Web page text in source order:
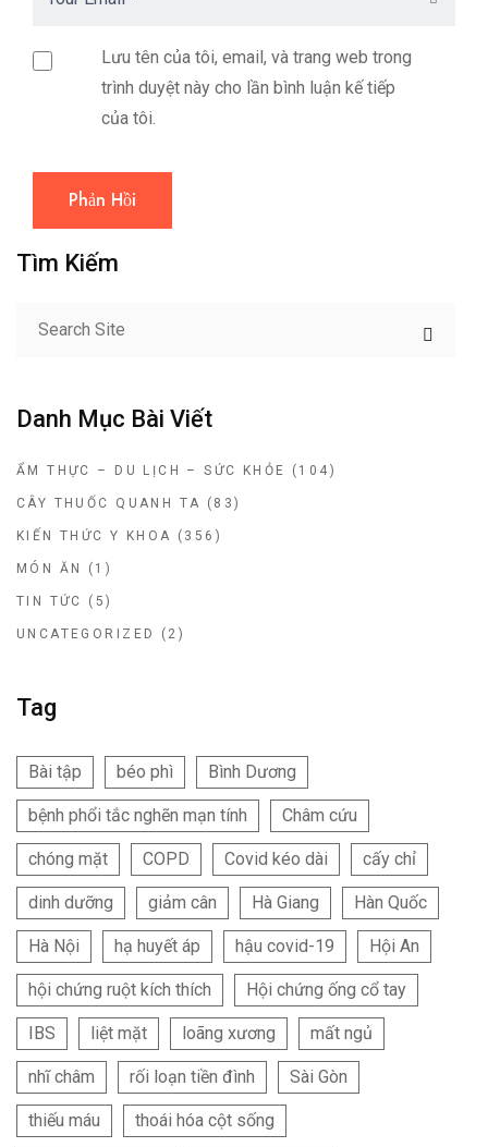
Lưu tên của tôi, email, và trang web trong
trình duyệt này cho lần bình luận kế tiếp
của tôi.
Phản Hồi
Tìm Kiếm
Danh Mục Bài Viết
ẨM THỰC – DU LỊCH – SỨC KHỎE (104)
CÂY THUỐC QUANH TA (83)
KIẾN THỨC Y KHOA (356)
MÓN ĂN (1)
TIN TỨC (5)
UNCATEGORIZED (2)
Tag
Bài tập béo phì Bình Dương
bệnh phổi tắc nghẽn mạn tính Châm cứu
chóng mặt COPD Covid kéo dài cấy chỉ
dinh dưỡng giảm cân Hà Giang Hàn Quốc
Hà Nội hạ huyết áp hậu covid-19 Hội An
hội chứng ruột kích thích Hội chứng ống cổ tay
IBS liệt mặt loãng xương mất ngủ
nhĩ châm rối loạn tiền đình Sài Gòn
thiếu máu thoái hóa cột sống